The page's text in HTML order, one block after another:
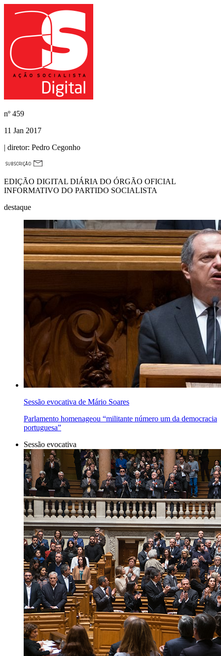
nº 459
11 Jan 2017
| diretor: Pedro Cegonho
EDIÇÃO DIGITAL DIÁRIA DO ÓRGÃO OFICIAL
INFORMATIVO DO PARTIDO SOCIALISTA
destaque
Sessão evocativa de Mário Soares
Parlamento homenageou “militante número um da democracia
portuguesa”
Sessão evocativa